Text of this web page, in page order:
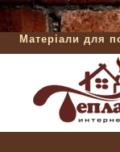
Матеріали для